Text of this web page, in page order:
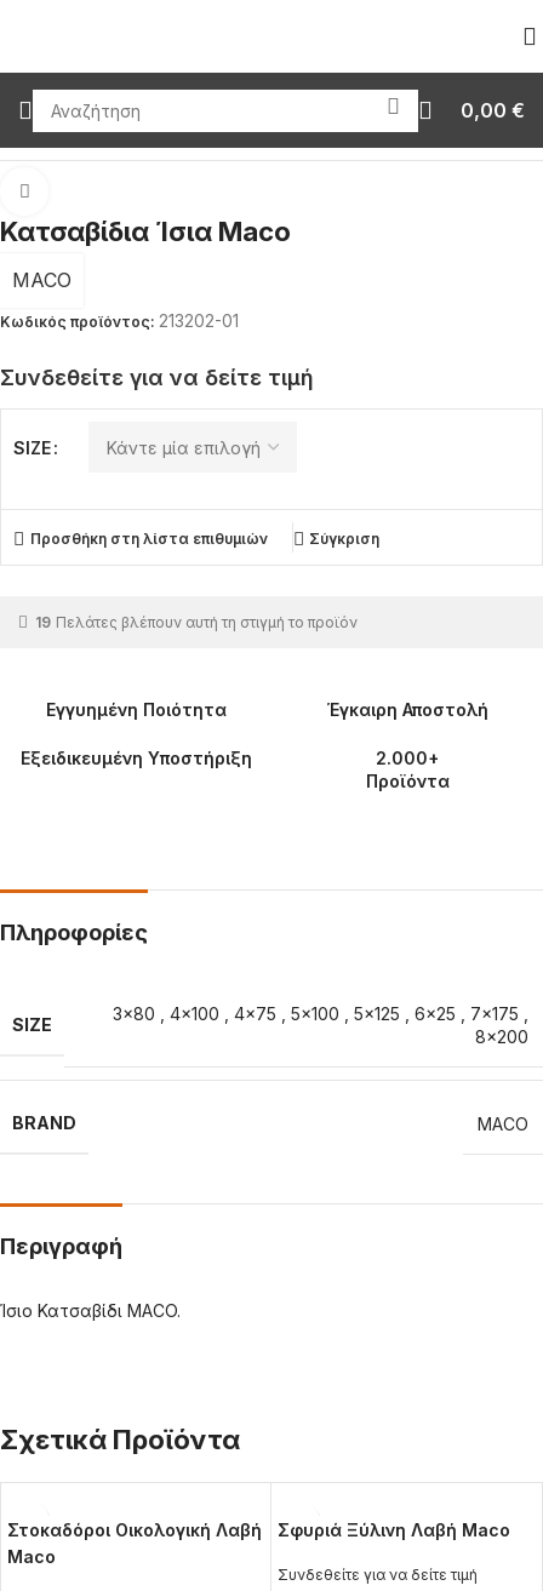
0,00 €
Αρχική σελίδα Εργαλεία Κατσαβίδια Ίσια Maco
Κατσαβίδια Ίσια Maco
MACO
Κωδικός προϊόντος: 213202-01
Συνδεθείτε για να δείτε τιμή
SIZE
Προσθήκη στη λίστα επιθυμιών Σύγκριση
19 Πελάτες βλέπουν αυτή τη στιγμή το προϊόν
Εγγυημένη Ποιότητα Έγκαιρη Αποστολή
Εξειδικευμένη Υποστήριξη
2.000+
Προϊόντα
Πληροφορίες
SIZE
3×80 4×100 4×75 5×100 5×125 6×25 7×175
8×200
BRAND MACO
Περιγραφή
Ίσιο Κατσαβίδι MACO.
Σχετικά Προϊόντα
Στοκαδόροι Οικολογική Λαβή
Maco
Σφυριά Ξύλινη Λαβή Maco
Συνδεθείτε για να δείτε τιμή